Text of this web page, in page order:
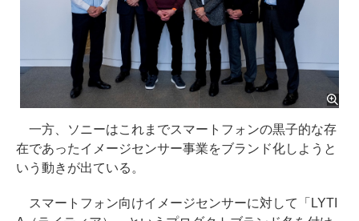
一方、ソニーはこれまでスマートフォンの黒子的な存
在であったイメージセンサー事業をブランド化しようと
いう動きが出ている。
スマートフォン向けイメージセンサーに対して「LYTI